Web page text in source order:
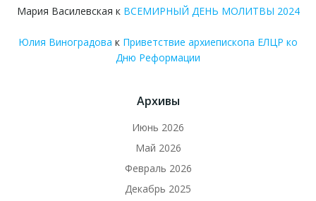
Мария Василевская к ВСЕМИРНЫЙ ДЕНЬ МОЛИТВЫ 2024
Юлия Виноградова к Приветствие архиепископа ЕЛЦР ко
Дню Реформации
Архивы
Июнь 2026
Май 2026
Февраль 2026
Декабрь 2025